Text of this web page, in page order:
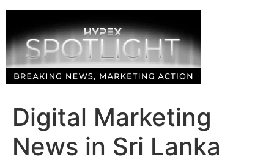
Skip
content
Digital Marketing
News in Sri Lanka